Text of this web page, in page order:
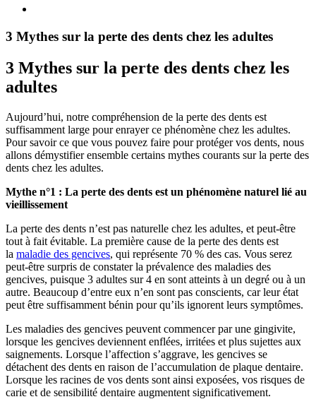
Image
3 Mythes sur la perte des dents chez les adultes
3 Mythes sur la perte des dents chez les
adultes
Aujourd’hui, notre compréhension de la perte des dents est
suffisamment large pour enrayer ce phénomène chez les adultes.
Pour savoir ce que vous pouvez faire pour protéger vos dents, nous
allons démystifier ensemble certains mythes courants sur la perte des
dents chez les adultes.
Mythe n°1 : La perte des dents est un phénomène naturel lié au
vieillissement
La perte des dents n’est pas naturelle chez les adultes, et peut-être
tout à fait évitable. La première cause de la perte des dents est
la maladie des gencives, qui représente 70 % des cas. Vous serez
peut-être surpris de constater la prévalence des maladies des
gencives, puisque 3 adultes sur 4 en sont atteints à un degré ou à un
autre. Beaucoup d’entre eux n’en sont pas conscients, car leur état
peut être suffisamment bénin pour qu’ils ignorent leurs symptômes.
Les maladies des gencives peuvent commencer par une gingivite,
lorsque les gencives deviennent enflées, irritées et plus sujettes aux
saignements. Lorsque l’affection s’aggrave, les gencives se
détachent des dents en raison de l’accumulation de plaque dentaire.
Lorsque les racines de vos dents sont ainsi exposées, vos risques de
carie et de sensibilité dentaire augmentent significativement.